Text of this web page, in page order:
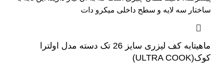
ماهیتابه کف لیزری سایز 26 تک دسته مدل اولترا
کوک(ULTRA COOK)